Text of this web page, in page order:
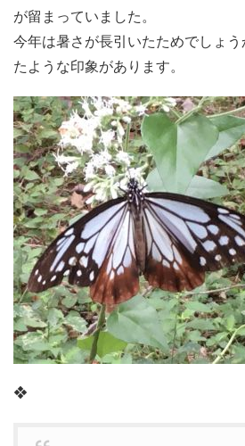
が留まっていました。
今年は暑さが長引いたためでしょ
たような印象があります。
❖